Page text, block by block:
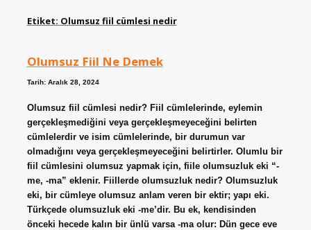
Etiket: Olumsuz fiil cümlesi nedir
Olumsuz Fiil Ne Demek
Tarih: Aralık 28, 2024
Olumsuz fiil cümlesi nedir? Fiil cümlelerinde, eylemin
gerçekleşmediğini veya gerçekleşmeyeceğini belirten
cümlelerdir ve isim cümlelerinde, bir durumun var
olmadığını veya gerçekleşmeyeceğini belirtirler. Olumlu bir
fiil cümlesini olumsuz yapmak için, fiile olumsuzluk eki “-
me, -ma” eklenir. Fiillerde olumsuzluk nedir? Olumsuzluk
eki, bir cümleye olumsuz anlam veren bir ektir; yapı eki.
Türkçede olumsuzluk eki -me’dir. Bu ek, kendisinden
önceki hecede kalın bir ünlü varsa -ma olur: Dün gece eve